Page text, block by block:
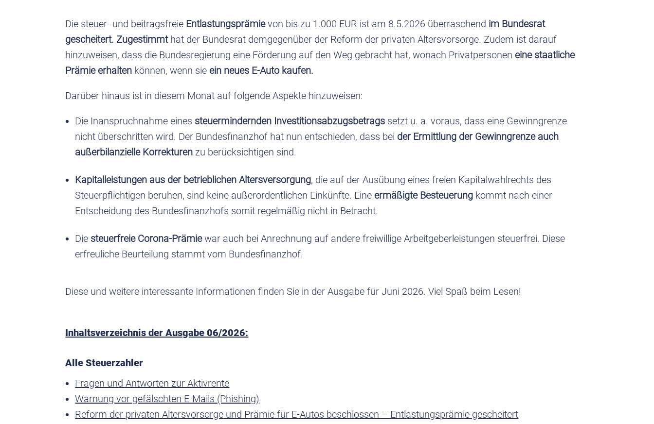
Die steuer- und beitragsfreie Entlastungsprämievon bis zu 1.000 EUR ist am 8.5.2026 überraschend im Bundesrat
gescheitert. Zugestimmthat der Bundesrat demgegenüber der Reform der privaten Altersvorsorge. Zudem ist darauf
hinzuweisen, dass die Bundesregierung eine Förderung auf den Weg gebracht hat, wonach Privatpersonen eine staatliche
Prämie erhalten können, wenn sie ein neues E-Auto kaufen.
Darüber hinaus ist in diesem Monat auf folgende Aspekte hinzuweisen:
Die Inanspruchnahme eines steuermindernden Investitionsabzugsbetrags setzt u. a. voraus, dass eine Gewinngrenze
nicht überschritten wird. Der Bundesfinanzhof hat nun entschieden, dass bei der Ermittlung der Gewinngrenze auch
außerbilanzielle Korrekturen zu berücksichtigen sind.
Kapitalleistungen aus der betrieblichen Altersversorgung, die auf der Ausübung eines freien Kapitalwahlrechts des
Steuerpflichtigen beruhen, sind keine außerordentlichen Einkünfte. Eine ermäßigte Besteuerung kommt nach einer
Entscheidung des Bundesfinanzhofs somit regelmäßig nicht in Betracht.
Die steuerfreie Corona-Prämiewar auch bei Anrechnung auf andere freiwillige Arbeitgeberleistungen steuerfrei. Diese
erfreuliche Beurteilung stammt vom Bundesfinanzhof.
Diese und weitere interessante Informationen finden Sie in der Ausgabe für Juni 2026. Viel Spaß beim Lesen!
Inhaltsverzeichnis der Ausgabe 06/2026:
Alle Steuerzahler
Fragen und Antworten zur Aktivrente
Warnung vor gefälschten E-Mails (Phishing)
Reform der privaten Altersvorsorge und Prämie für E-Autos beschlossen – Entlastungsprämie gescheitert